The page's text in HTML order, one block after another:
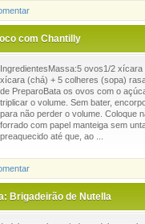
com Chantilly
IngredientesMassa:5 ovos1/2 xícara
xícara (chá) + 5 colheres (sopa)
de PreparoBata os ovos com o
triplicar o volume. Sem bater,
para não perder o volume. Coloque
forrado com papel manteiga sem
preaquecido até que, ao ...
Brigadeirão de Nutella